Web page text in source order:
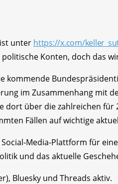
unter https://x.com/
Konten, doch das
kommende
im Zusammenhang mit
dort über die zahlreichen für
Fällen auf wichtige
Media-Plattform für
und das aktuelle
Bluesky und Threads aktiv.